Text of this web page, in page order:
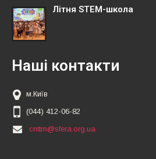
Літня STEM-школа
Наші контакти
м.Київ
(044) 412-06-82
cnttm@sfera.org.ua